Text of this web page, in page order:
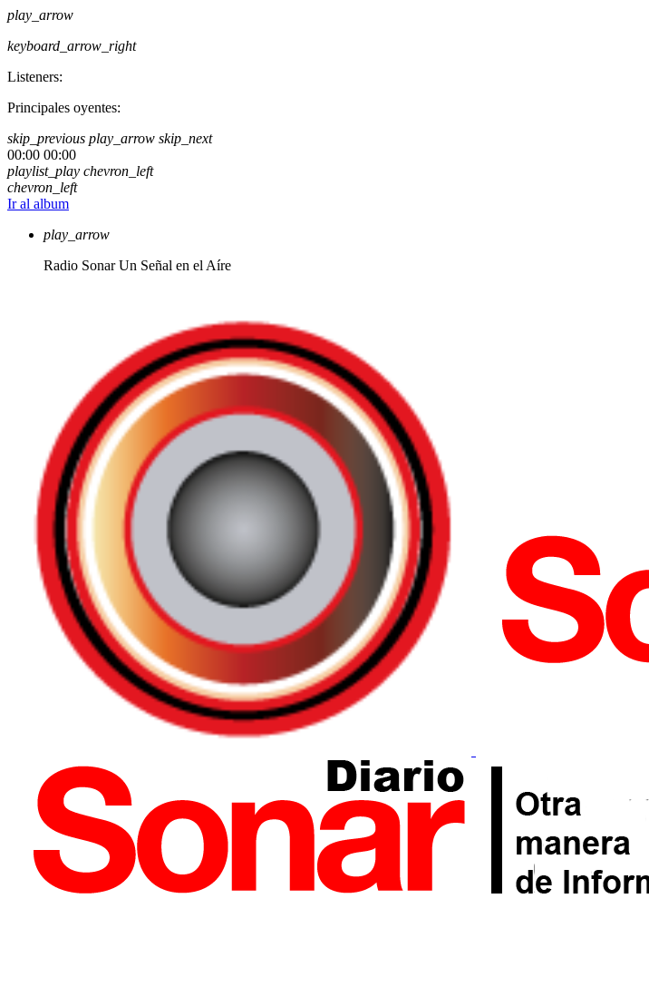
play_arrow
keyboard_arrow_right
Listeners:
Principales oyentes:
skip_previous play_arrow skip_next
00:00 00:00
playlist_play chevron_left
chevron_left
Ir al album
play_arrow
Radio Sonar Un Señal en el Aíre